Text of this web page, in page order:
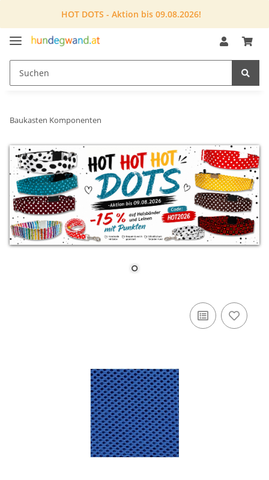
HOT DOTS - Aktion bis 09.08.2026!
Baukasten Komponenten